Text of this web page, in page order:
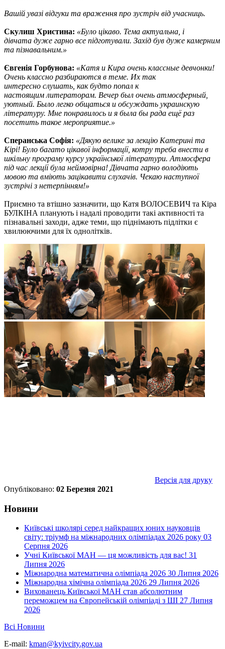
Вашій увазі відгуки та враження про зустріч від учасниць.
Скулиш Христина: «Було цікаво. Тема актуальна, і
дівчата дуже гарно все підготували. Захід був дуже камерним
та пізнавальним.»
Євгенія Горбунова: «Катя и Кира очень классные девчонки!
Очень классно разбираются в теме. Их так
интересно слушать как будто попал к
настоящим литераторам. Вечер был очень атмосферный
уютный. Было легко общаться и обсуждать украинскую
літературу. Мне понравилось и я была бы рада ещёраз
посетить такое мероприятие.»
Сперанська Софія: «Дякую велике за лекцію Катерині та
Кірі! Було багато цікавої інформації, котру треба внести в
шкільну програму курсу української літератури. Атмосфера
під час лекції була неймовірна! Дівчата гарно володіють
мовою та вміють зацікавити слухачів. Чекаю наступної
зустрічі з нетерпінням!»
Приємно та втішно зазначити, що Катя ВОЛОСЕВИЧ та Кіра
БУЛКІНА планують і надалі проводити такі активності та
пізнавальні заходи, адже теми, що піднімають підлітки є
хвилюючими для їх однолітків.
Версія для друку
Опубліковано: 02 Березня 2021
Новини
Київські школярі серед найкращих юних науковців
світу: тріумф на міжнародних олімпіадах 2026 року 03
Серпня 2026
Учні Київської МАН — ця можливість для вас! 31
Липня 2026
Міжнародна математична олімпіада 2026 30 Липня 2026
Міжнародна хімічна олімпіада 2026 29 Липня 2026
Вихованець Київської МАН став абсолютним
переможцем на Європейській олімпіаді з ШІ 27 Липня
2026
Всі Новини
E-mail: kman@kyivcity.gov.ua